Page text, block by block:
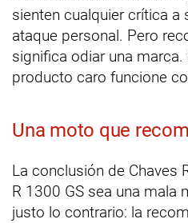
sienten cualquier crítica
ataque personal. Pero
significa odiar una
producto caro funcione
Una moto que
La conclusión de Chaves
R 1300 GS sea una mala
justo lo contrario: la